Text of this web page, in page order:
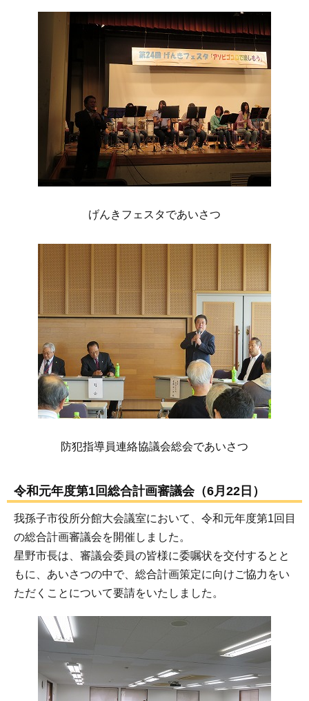
げんきフェスタであいさつ
防犯指導員連絡協議会総会であいさつ
令和元年度第1回総合計画審議会（6月22日）
我孫子市役所分館大会議室において、令和元年度第1回目
の総合計画審議会を開催しました。
星野市長は、審議会委員の皆様に委嘱状を交付するとと
もに、あいさつの中で、総合計画策定に向けご協力をい
ただくことについて要請をいたしました。